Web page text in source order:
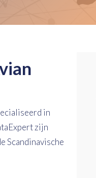
in
zijn
Scandinavische